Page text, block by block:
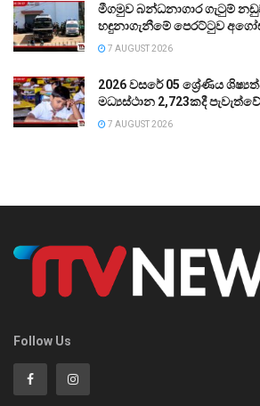
මීගමුව බන්ධනාගාර ගැටුම්
හඳුනාගැනීමේ පෙරට්ටුව
7 AUGUST 2026
2026 වසරේ 05 ශ්‍රේණිය
මධ්‍යස්ථාන 2,723කදී පැවැත්වේ
7 AUGUST 2026
Follow Us